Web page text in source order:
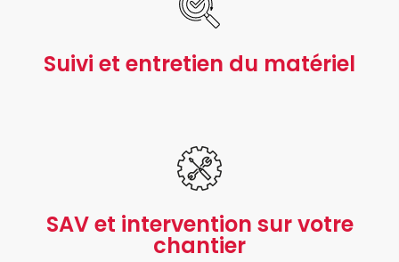
Suivi et entretien du matériel
SAV et intervention sur votre
chantier